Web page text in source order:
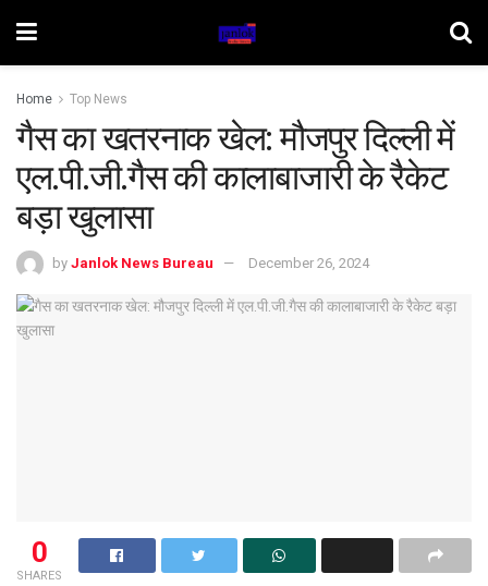
Home Top News
गैस का खतरनाक खेल: मौजपुर दिल्ली में
एल.पी.जी.गैस की कालाबाजारी के रैकेट
बड़ा खुलासा
by Janlok News Bureau December 26, 2024
0
SHARES